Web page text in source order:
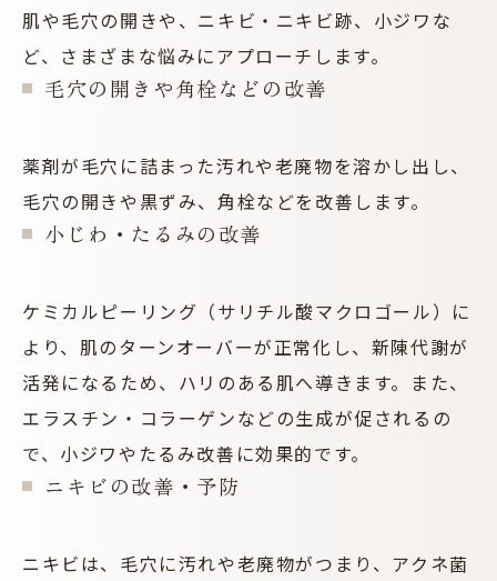
肌や毛穴の開きや、ニキビ・ニキビ跡、小ジワな
ど、さまざまな悩みにアプローチします。
毛穴の開きや角栓などの改善
薬剤が毛穴に詰まった汚れや老廃物を溶かし出し、
毛穴の開きや黒ずみ、角栓などを改善します。
小じわ・たるみの改善
ケミカルピーリング（サリチル酸マクロゴール）に
より、肌のターンオーバーが正常化し、新陳代謝が
活発になるため、ハリのある肌へ導きます。また、
エラスチン・コラーゲンなどの生成が促されるの
で、小ジワやたるみ改善に効果的です。
ニキビの改善・予防
ニキビは、毛穴に汚れや老廃物がつまり、アクネ菌